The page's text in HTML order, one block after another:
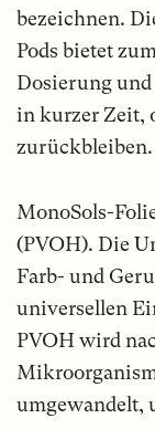
bezeichnen.
Pods bietet
Dosierung und
in kurzer Zeit,
zurückbleiben.
MonoSols-
(PVOH). Die
Farb- und
universellen
PVOH wird
umgewandelt,